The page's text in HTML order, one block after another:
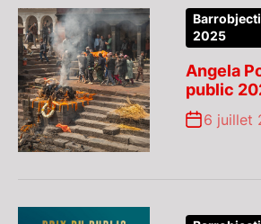
2025
Angela
public
6 juillet